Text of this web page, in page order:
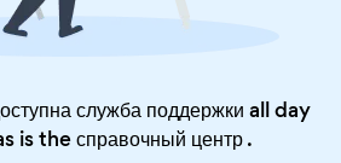
служба поддержки all day
is theсправочный центр.